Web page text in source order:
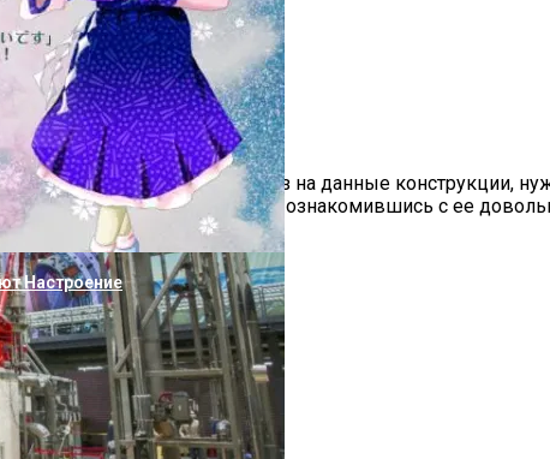
Руками
Выбор И Мастерство Применения
Настроение
и верандах. Оформляя заказ на данные конструкции,
можно самостоятельно, ознакомившись с ее